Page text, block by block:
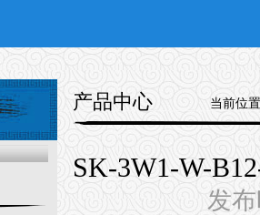
产品中心 当前位
SK-3W1-W-
发